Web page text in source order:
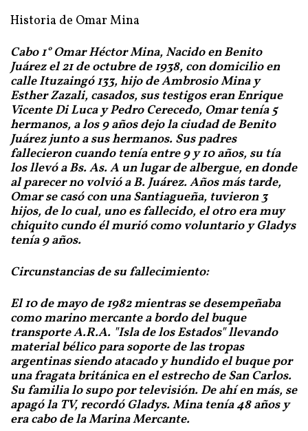
Cabo 1° Omar Héctor Mina, Nacido en Benito
calle Ituzaingó 133, hijo de Ambrosio Mina y
Esther Zazali, casados, sus testigos eran Enrique
Vicente Di Luca y Pedro Cerecedo, Omar tenía 5
hermanos, a los 9 años dejo la ciudad de Benito
Juárez junto a sus hermanos. Sus padres
fallecieron cuando tenía entre 9 y 10 años, su tía
los llevó a Bs. As. A un lugar de albergue, en donde
al parecer no volvió a B. Juárez. Años más tarde,
Omar se casó con una Santiagueña, tuvieron 3
hijos, de lo cual, uno es fallecido, el otro era muy
chiquito cundo él murió como voluntario y Gladys
tenía 9 años.
Circunstancias de su fallecimiento:
El 10 de mayo de 1982 mientras se desempeñaba
transporte A.R.A. "Isla de los Estados" llevando
material bélico para soporte de las tropas
argentinas siendo atacado y hundido el buque por
una fragata británica en el estrecho de San Carlos
Su familia lo supo por televisión. De ahí en más, se
apagó la TV, recordó Gladys. Mina tenía 48 años y
era cabo de la Marina Mercante.